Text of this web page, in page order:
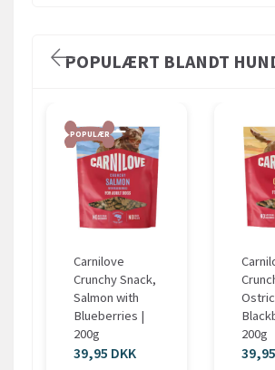
POPULÆRT BLANDT
POPULÆR
Carnilove
Crunchy Snack,
Salmon with
Blueberries |
200g
39,95 DKK
200g